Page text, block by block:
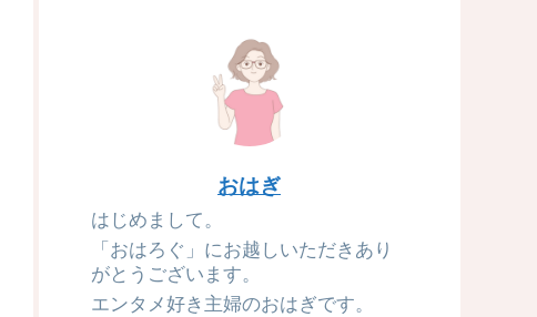
おはぎ
はじめまして。
「おはろぐ」にお越しいただきあり
がとうございます。
エンタメ好き主婦のおはぎです。